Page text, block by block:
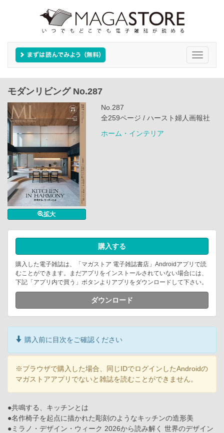
Toggle
モダンリビング No.287
拡大
No.287
全259ページ / ハースト婦人画報社
ホーム・インテリア
購入する
購入した電子雑誌は、「マガストア 電子雑誌書店」Androidアプリで読
むことができます。まだアプリをインストールされていない場合には、
下記「アプリ内で買う」ボタンよりアプリをダウンロードして下さい。
ダウンロード
購入前に目次をご確認ください
※ブラウザで購入した場合、同じIDでログインしたAndroidの
マガストアアプリでないと雑誌を読むことができません。
●共鳴する、キッチンとは
●名作椅子を起点に描かれた彫刻のようなキッチンの造形美
●ミラノ・デザイン・ウィーク 2026から読み解く 世界のデザイン